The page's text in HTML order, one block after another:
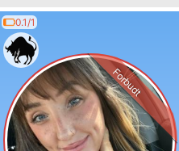
0.1/1
Forbudt